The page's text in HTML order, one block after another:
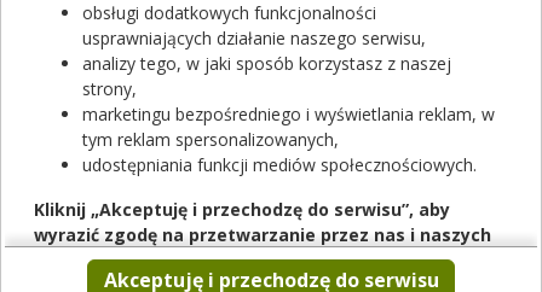
Gardimax Medica truskawkowy
tabletki do ssania| 5mg+1mg| 24 tabl.
lek dostępny bez recepty
Rezerwuj
Cena zależna od apteki
Dostępny w mniej niż połowie aptek
obsługi dodatkowych funkcjonalności
usprawniających działanie naszego serwisu,
analizy tego, w jaki sposób korzystasz z naszej
strony,
marketingu bezpośredniego i wyświetlania reklam, w
tym reklam spersonalizowanych,
udostępniania funkcji mediów społecznościowych.
Kliknij „Akceptuję i przechodzę do serwisu”, aby
wyrazić zgodę na przetwarzanie przez nas i naszych
partnerów Twoich danych w powyższych celach.
Akceptuję i przechodzę do serwisu